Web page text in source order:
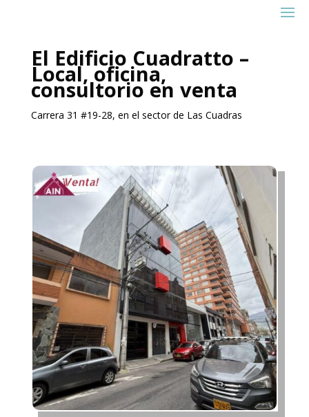
El Edificio Cuadratto –
Local, oficina,
consultorio en venta
Carrera 31 #19-28, en el sector de Las Cuadras